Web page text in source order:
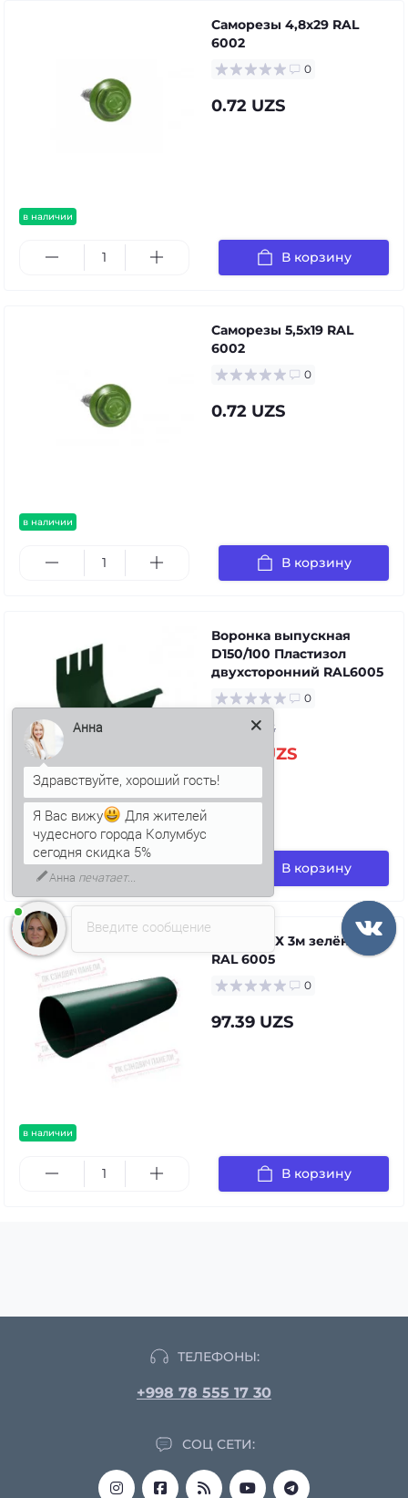
в наличии
Саморезы 4,8х29 RAL
6002
0
0.72 UZS
В корзину
в наличии
Саморезы 5,5х19 RAL
6002
0
0.72 UZS
В корзину
Воронка выпускная
D150/100 Пластизол
двухсторонний RAL6005
0
94.59 UZS
117.05 UZS
В корзину
в наличии
Труба ПВХ 3м зелёный
RAL 6005
0
97.39 UZS
В корзину
ТЕЛЕФОНЫ:
+998 78 555 17 30
СОЦ СЕТИ:
Введите сообщение
Анна
Я Вас вижу
Для жителей
чудесного города Колумбус
сегодня скидка 5%
Анна печатает...